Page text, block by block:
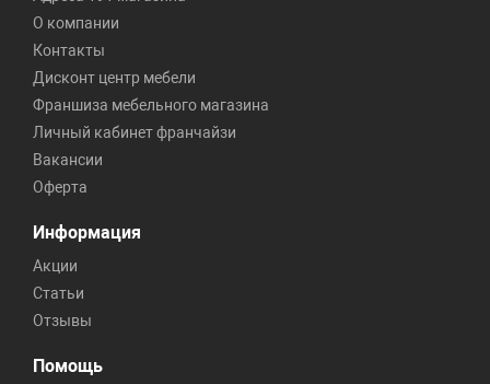
О компании
Контакты
Дисконт центр мебели
Франшиза мебельного магазина
Личный кабинет франчайзи
Вакансии
Оферта
Информация
Акции
Статьи
Отзывы
Помощь